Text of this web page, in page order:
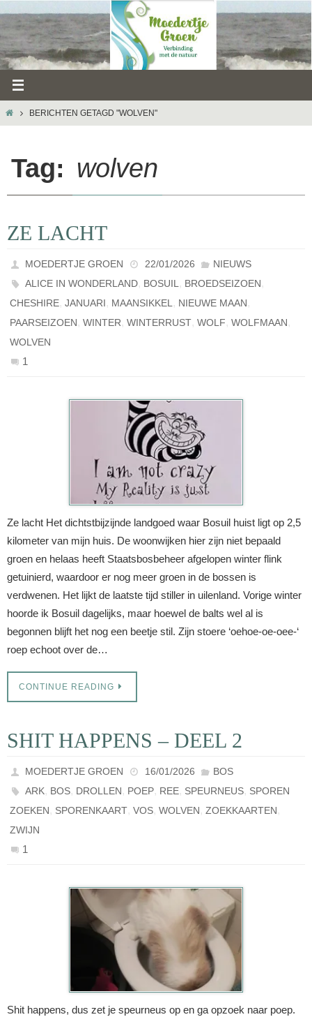
naar
inhoud
HOMEBERICHTEN GETAGD "WOLVEN"
Tag: wolven
ZE LACHT
MOEDERTJE GROEN 22/01/2026
NIEUWS
ALICE IN WONDERLAND, BOSUIL , BROEDSEIZOEN,
CHESHIRE, JANUARI, MAANSIKKEL , NIEUWE MAAN,
PAARSEIZOEN, WINTER, WINTERRUST, WOLF, WOLFMAAN,
WOLVEN
1
Ze lacht Het dichtstbijzijnde landgoed waar Bosuil huist ligt op 2,5
kilometer van mijn huis. De woonwijken hier zijn niet bepaald
groen en helaas heeft Staatsbosbeheer afgelopen winter flink
getuinierd, waardoor er nog meer groen in de bossen is
verdwenen. Het lijkt de laatste tijd stiller in uilenland. Vorige winter
hoorde ik Bosuil dagelijks, maar hoewel de balts wel al is
begonnen blijft het nog een beetje stil. Zijn stoere ‘oehoe-oe-oee-‘
roep echoot over de…
CONTINUE READING
SHIT HAPPENS – DEEL 2
MOEDERTJE GROEN 16/01/2026
BOS
ARK, BOS, DROLLEN, POEP, REE, SPEURNEUS, SPOREN
ZOEKEN, SPORENKAART, VOS, WOLVEN, ZOEKKAARTEN,
ZWIJN
1
Shit happens, dus zet je speurneus op en ga opzoek naar poep.